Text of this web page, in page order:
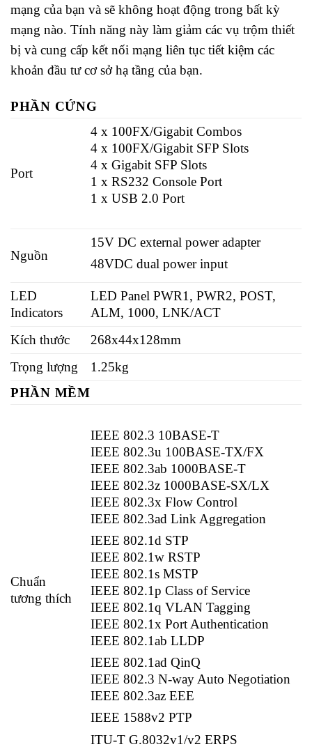
mạng của bạn và sẽ không hoạt động trong bất kỳ
mạng nào. Tính năng này làm giảm các vụ trộm thiết
bị và cung cấp kết nối mạng liên tục tiết kiệm các
khoản đầu tư cơ sở hạ tầng của bạn.
PHẦN CỨNG
Port
4 x 100FX/Gigabit Combos
4 x 100FX/Gigabit SFP Slots
4 x Gigabit SFP Slots
1 x RS232 Console Port
1 x USB 2.0 Port
Nguồn
15V DC external power adapter
48VDC dual power input
LED
Indicators
LED Panel PWR1, PWR2, POST,
ALM, 1000, LNK/ACT
Kích thước
268x44x128mm
Trọng lượng
1.25kg
PHẦN MỀM
Chuẩn
tương thích
IEEE 802.3 10BASE-T
IEEE 802.3u 100BASE-TX/FX
IEEE 802.3ab 1000BASE-T
IEEE 802.3z 1000BASE-SX/LX
IEEE 802.3x Flow Control
IEEE 802.3ad Link Aggregation
IEEE 802.1d STP
IEEE 802.1w RSTP
IEEE 802.1s MSTP
IEEE 802.1p Class of Service
IEEE 802.1q VLAN Tagging
IEEE 802.1x Port Authentication
IEEE 802.1ab LLDP
IEEE 802.1ad QinQ
IEEE 802.3 N-way Auto Negotiation
IEEE 802.3az EEE
IEEE 1588v2 PTP
ITU-T G.8032v1/v2 ERPS